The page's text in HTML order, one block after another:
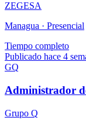
ZEGESA
Managua · Presencial
Tiempo completo
Publicado hace 4
GQ
Administrador
Grupo Q